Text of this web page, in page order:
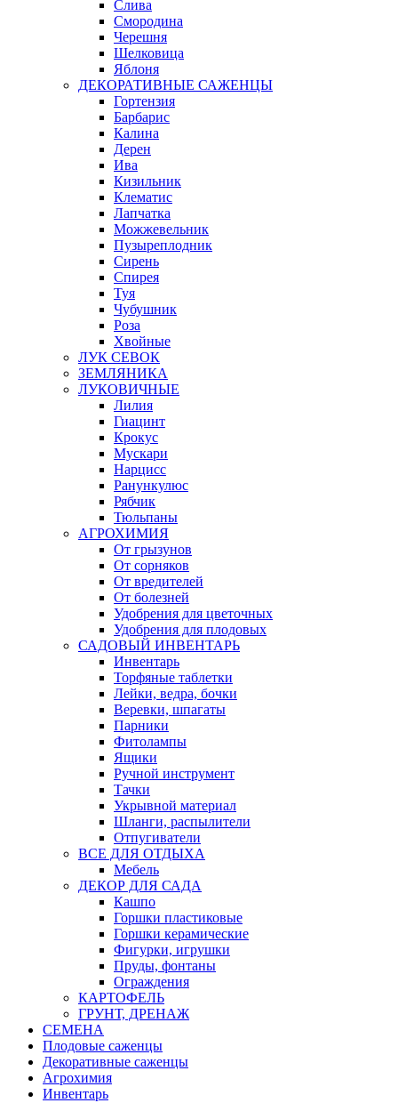
Слива
Смородина
Черешня
Шелковица
Яблоня
ДЕКОРАТИВНЫЕ САЖЕНЦЫ
Гортензия
Барбарис
Калина
Дерен
Ива
Кизильник
Клематис
Лапчатка
Можжевельник
Пузыреплодник
Сирень
Спирея
Туя
Чубушник
Роза
Хвойные
ЛУК СЕВОК
ЗЕМЛЯНИКА
ЛУКОВИЧНЫЕ
Лилия
Гиацинт
Крокус
Мускари
Нарцисс
Ранункулюс
Рябчик
Тюльпаны
АГРОХИМИЯ
От грызунов
От сорняков
От вредителей
От болезней
Удобрения для цветочных
Удобрения для плодовых
САДОВЫЙ ИНВЕНТАРЬ
Инвентарь
Торфяные таблетки
Лейки, ведра, бочки
Веревки, шпагаты
Парники
Фитолампы
Ящики
Ручной инструмент
Тачки
Укрывной материал
Шланги, распылители
Отпугиватели
ВСЕ ДЛЯ ОТДЫХА
Мебель
ДЕКОР ДЛЯ САДА
Кашпо
Горшки пластиковые
Горшки керамические
Фигурки, игрушки
Пруды, фонтаны
Ограждения
КАРТОФЕЛЬ
ГРУНТ, ДРЕНАЖ
СЕМЕНА
Плодовые саженцы
Декоративные саженцы
Агрохимия
Инвентарь